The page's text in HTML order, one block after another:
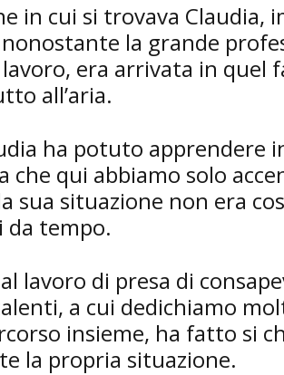
in cui si trovava Claudia,
la grande
era arrivata in quel
all’aria.
ha potuto apprendere
che qui abbiamo solo
sua situazione non era
da tempo.
lavoro di presa di
a cui dedichiamo
insieme, ha fatto si
la propria situazione.